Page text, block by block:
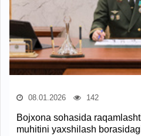
08.01.2026 142
Bojxona sohasida
muhitini yaxshilash